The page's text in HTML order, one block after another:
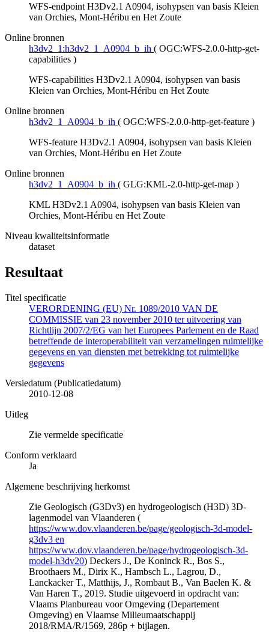
WFS-endpoint H3Dv2.1 A0904, isohypsen van basis Kleien
van Orchies, Mont-Héribu en Het Zoute
Online bronnen
h3dv2_1:h3dv2_1_A0904_b_ih ( OGC:WFS-2.0.0-http-get-
capabilities )
WFS-capabilities H3Dv2.1 A0904, isohypsen van basis
Kleien van Orchies, Mont-Héribu en Het Zoute
Online bronnen
h3dv2_1_A0904_b_ih ( OGC:WFS-2.0.0-http-get-feature )
WFS-feature H3Dv2.1 A0904, isohypsen van basis Kleien
van Orchies, Mont-Héribu en Het Zoute
Online bronnen
h3dv2_1_A0904_b_ih ( GLG:KML-2.0-http-get-map )
KML H3Dv2.1 A0904, isohypsen van basis Kleien van
Orchies, Mont-Héribu en Het Zoute
Niveau kwaliteitsinformatie
dataset
Resultaat
Titel specificatie
VERORDENING (EU) Nr. 1089/2010 VAN DE
COMMISSIE van 23 november 2010 ter uitvoering van
Richtlijn 2007/2/EG van het Europees Parlement en de Raad
betreffende de interoperabiliteit van verzamelingen ruimtelijke
gegevens en van diensten met betrekking tot ruimtelijke
gegevens
Versiedatum (Publicatiedatum)
2010-12-08
Uitleg
Zie vermelde specificatie
Conform verklaard
Ja
Algemene beschrijving herkomst
Zie Geologisch (G3Dv3) en hydrogeologisch (H3D) 3D-
lagenmodel van Vlaanderen (
https://www.dov.vlaanderen.be/page/geologisch-3d-model-
g3dv3 en
https://www.dov.vlaanderen.be/page/hydrogeologisch-3d-
model-h3dv20) Deckers J., De Koninck R., Bos S.,
Broothaers M., Dirix K., Hambsch L., Lagrou, D.,
Lanckacker T., Matthijs, J., Rombaut B., Van Baelen K. &
Van Haren T., 2019. Studie uitgevoerd in opdracht van:
Vlaams Planbureau voor Omgeving (Departement
Omgeving) en Vlaamse Milieumaatschappij
2018/RMA/R/1569, 286p + bijlagen.